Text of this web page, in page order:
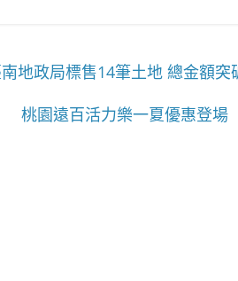
地政局標售14筆土地 總金額突
桃園遠百活力樂一夏優惠登